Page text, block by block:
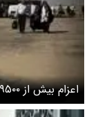
اعلام شد